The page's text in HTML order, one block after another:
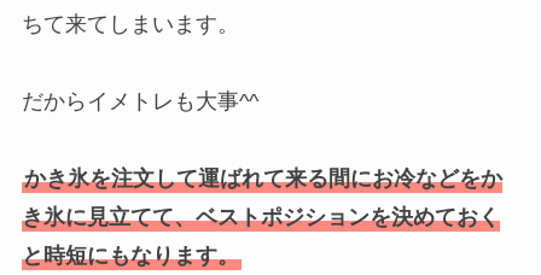
ちて来てしまいます。
だからイメトレも大事^^
かき氷を注文して運ばれて来る間にお冷などをか
き氷に見立てて、ベストポジションを決めておく
と時短にもなります。